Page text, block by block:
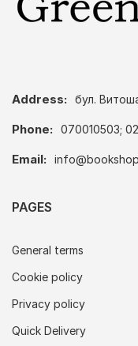
Address: бул.
Phone: 070010503;
Email:
PAGES
General terms
Cookie policy
Privacy policy
Quick Delivery